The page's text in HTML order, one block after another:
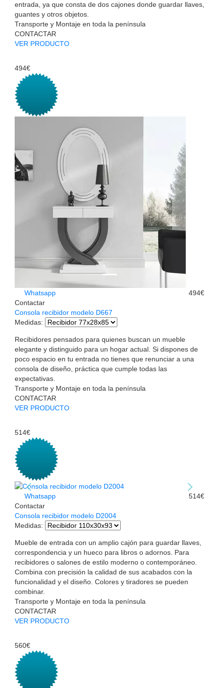
entrada, ya que consta de dos cajones donde guardar llaves,
guantes y otros objetos.
Transporte y Montaje en toda la península
CONTACTAR
VER PRODUCTO
494€
Whatsapp
Contactar
494€
Consola recibidor modelo D667
Medidas:
Recibidores pensados para quienes buscan un mueble
elegante y distinguido para un hogar actual. Si dispones de
poco espacio en tu entrada no tienes que renunciar a una
consola de diseño, práctica que cumple todas las
expectativas.
Transporte y Montaje en toda la península
CONTACTAR
VER PRODUCTO
514€
Whatsapp
Contactar
514€
Consola recibidor modelo D2004
Medidas:
Mueble de entrada con un amplio cajón para guardar llaves,
correspondencia y un hueco para libros o adornos. Para
recibidores o salones de estilo moderno o contemporáneo.
Combina con precisión la calidad de sus acabados con la
funcionalidad y el diseño. Colores y tiradores se pueden
combinar.
Transporte y Montaje en toda la península
CONTACTAR
VER PRODUCTO
560€